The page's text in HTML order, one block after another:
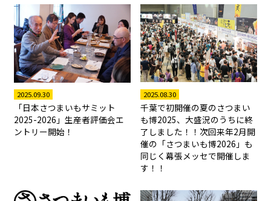
2025.09.30
「日本さつまいもサミット
2025-2026」生産者評価会エ
ントリー開始！
2025.08.30
千葉で初開催の夏のさつまい
も博2025、大盛況のうちに終
了しました！！次回来年2月開
催の「さつまいも博2026」も
同じく幕張メッセで開催しま
す！！